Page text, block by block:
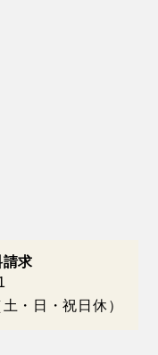
求
・日・祝日休）